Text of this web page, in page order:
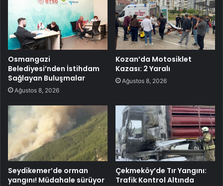
Osmangazi
Belediyesi’nden İstihdam
Sağlayan Buluşmalar
Ağustos 8, 2026
Kozan’da Motosiklet
Kazası: 2 Yaralı
Ağustos 8, 2026
Seydikemer’de orman
yangını! Müdahale sürüyor
Çekmeköy’de Tır Yangını:
Trafik Kontrol Altında